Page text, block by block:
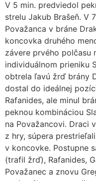
V 5 min. predviedol
strelu Jakub Brašeň. V
Považanca v bráne
koncovka druhého
závere prvého polčasu
individuálnom prieniku
obtrela ľavú žrď brány
dostal do ideálnej
Rafanides, ale minul
peknou kombináciou
na Považancovi. Draci
z hry, súpera
v koncovke. Postupne
(trafil žrď), Rafanides,
Považanec a znovu